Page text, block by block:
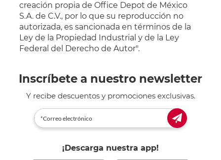
creación propia de Office Depot de México
S.A. de C.V., por lo que su reproducción no
autorizada, es sancionada en términos de la
Ley de la Propiedad Industrial y de la Ley
Federal del Derecho de Autor".
Inscríbete a nuestro newsletter
Y recibe descuentos y promociones exclusivas.
¡Descarga nuestra app!